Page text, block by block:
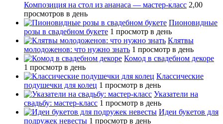
Композиция на стол из ананаса — мастер-класс 2,00
просмотров в день
Пионовидные
розы в свадебном букете 1 просмотр в день
Клятвы
молодоженов: что нужно знать 1 просмотр в день
Комод в свадебном декоре
1 просмотр в день
Классические
подушечки для колец 1 просмотр в день
Указатели на
свадьбу: мастер-класс 1 просмотр в день
Идеи букетов для
подружек невесты 1 просмотр в день